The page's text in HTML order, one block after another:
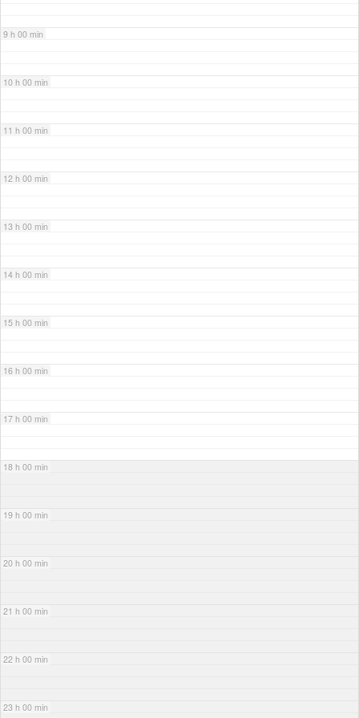
9 h 00 min
10 h 00 min
11 h 00 min
12 h 00 min
13 h 00 min
14 h 00 min
15 h 00 min
16 h 00 min
17 h 00 min
18 h 00 min
19 h 00 min
20 h 00 min
21 h 00 min
22 h 00 min
23 h 00 min